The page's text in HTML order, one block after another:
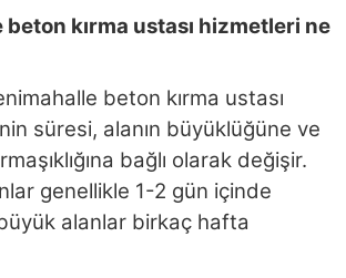
beton kırma ustası hizmetleri ne
beton kırma ustası
süresi, alanın büyüklüğüne ve
bağlı olarak değişir.
genellikle 1-2 gün içinde
büyük alanlar birkaç hafta